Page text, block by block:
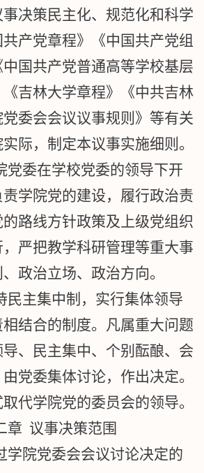
决策民主化、规范化和科学
产党章程》《中国共产党组
国共产党普通高等学校基层
吉林大学章程》《中共吉林
委会会议议事规则》等有关
际，制定本议事实施细则。
党委在学校党委的领导下开
学院党的建设，履行政治责
路线方针政策及上级党组织
严把教学科研管理等重大事
政治立场、政治方向。
民主集中制，实行集体领导
结合的制度。凡属重大问题
、民主集中、个别酝酿、会
党委集体讨论，作出决定。
代学院党的委员会的领导。
章 议事决策范围
学院党委会会议讨论决定的